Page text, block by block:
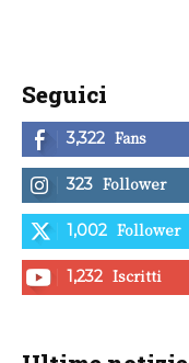
Seguici
3,322 Fans
323 Follower
1,002 Follower
1,232 Iscritti